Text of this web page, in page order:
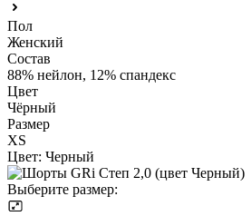
Пол
Женский
Состав
88% нейлон, 12% спандекс
Цвет
Чёрный
Размер
XS
Цвет: Черный
Выберите размер: